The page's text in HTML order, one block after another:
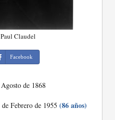
Paul Claudel
Facebook
de 1868
de Febrero de 1955 (86 años)